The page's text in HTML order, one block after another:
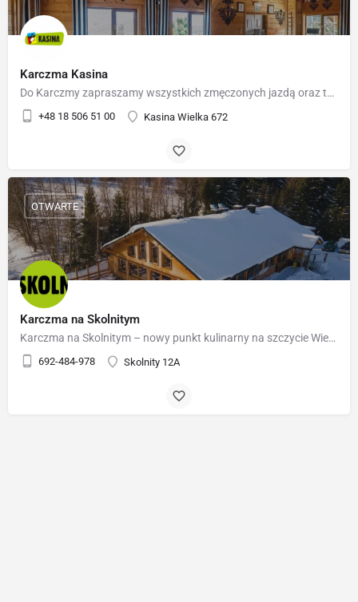
Karczma Kasina
Do Karczmy zapraszamy wszystkich zmęczonych jazdą oraz tych, którzy w towarzystwie pragną spędzić wolny czas.…
+48 18 506 51 00 Kasina Wielka 672
Karczma na Skolnitym
Karczma na Skolnitym – nowy punkt kulinarny na szczycie Wierchu Skolnity, tuż przy górnej stacji kolei…
692-484-978 Skolnity 12A
OTWARTE